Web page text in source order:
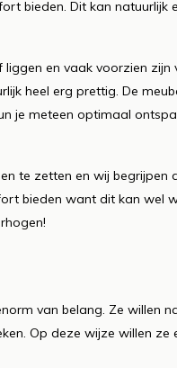
bieden. Dit kan natuurlijk
en vaak voorzien zijn
heel erg prettig. De
je meteen optimaal
te zetten en wij
bieden want dit kan wel
van belang. Ze willen
Op deze wijze willen